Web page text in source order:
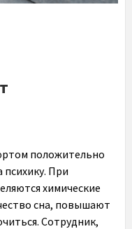
положительно
психику. При
химические
сна, повышают
Сотрудник,